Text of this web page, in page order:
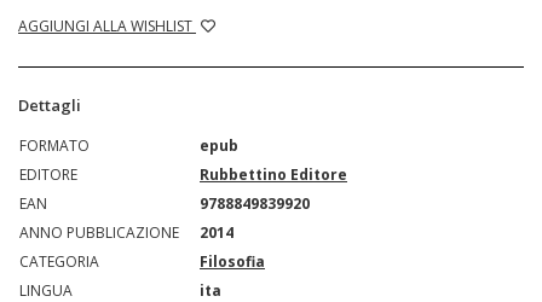
AGGIUNGI ALLA WISHLIST
Dettagli
FORMATO
epub
EDITORE
Rubbettino Editore
EAN
9788849839920
ANNO PUBBLICAZIONE
2014
CATEGORIA
Filosofia
LINGUA
ita